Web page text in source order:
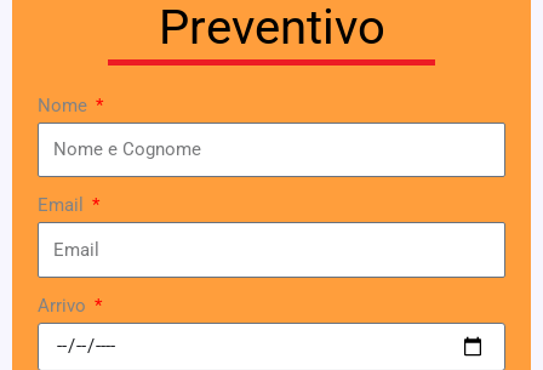
Preventivo
Nome
Email
Arrivo